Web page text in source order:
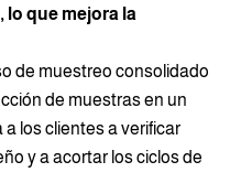
lo que mejora la
de muestreo consolidado
de muestras en un
a los clientes a verificar
y a acortar los ciclos de